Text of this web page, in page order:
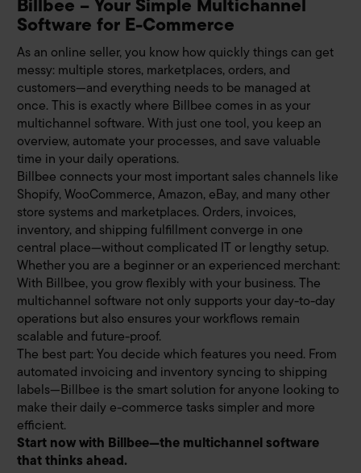
Software for E-Commerce
As an online seller, you know how quickly things can get
messy: multiple stores, marketplaces, orders, and
customers—and everything needs to be managed at
once. This is exactly where Billbee comes in as your
multichannel software. With just one tool, you keep an
overview, automate your processes, and save valuable
time in your daily operations.
Billbee connects your most important sales channels like
Shopify, WooCommerce, Amazon, eBay, and many other
store systems and marketplaces. Orders, invoices,
inventory, and shipping fulfillment converge in one
central place—without complicated IT or lengthy setup.
Whether you are a beginner or an experienced merchant:
With Billbee, you grow flexibly with your business. The
multichannel software not only supports your day-to-day
operations but also ensures your workflows remain
scalable and future-proof.
The best part: You decide which features you need. From
automated invoicing and inventory syncing to shipping
labels—Billbee is the smart solution for anyone looking to
make their daily e-commerce tasks simpler and more
efficient.
Start now with Billbee—the multichannel software
that thinks ahead.